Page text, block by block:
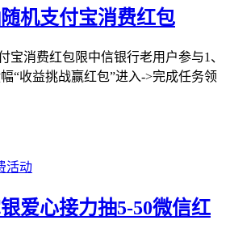
机支付宝消费红包
宝消费红包限中信银行老用户参与1、
“收益挑战赢红包”进入->完成任务领
活动
爱心接力抽5-50微信红